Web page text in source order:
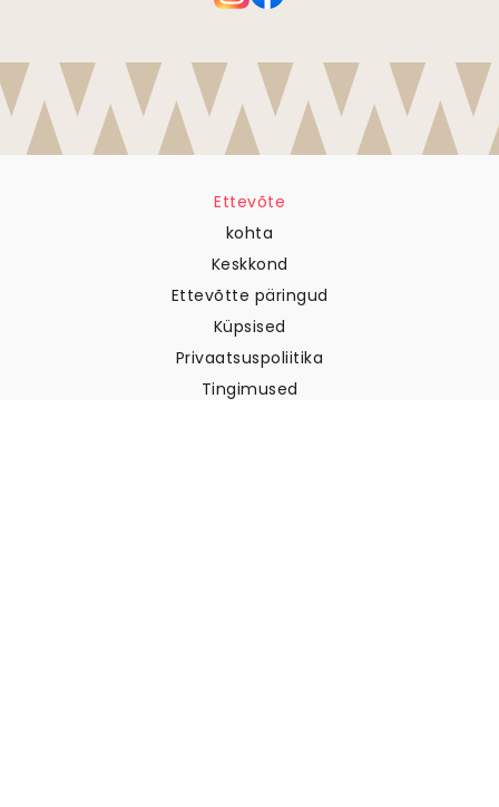
Ettevõte
kohta
Keskkond
Ettevõtte päringud
Küpsised
Privaatsuspoliitika
Tingimused